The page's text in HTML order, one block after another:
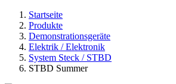
Startseite
Produkte
Demonstrationsgeräte
Elektrik / Elektronik
System Steck / STBD
STBD Summer